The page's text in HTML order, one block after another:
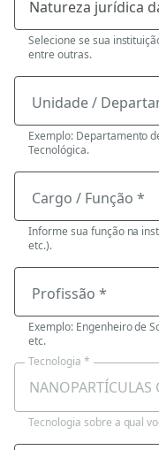
Selecione se sua
entre outras.
Unidade /
Exemplo: Departamento
Tecnológica.
Cargo / Função *
Informe sua função na
etc.).
Profissão *
Exemplo: Engenheiro de
etc.
Tecnologia *
Tecnologia sobre a qual